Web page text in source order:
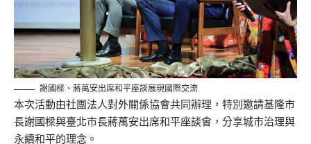
謝國樑、蔣萬安出席和平座談展現國際交流
本次活動由社團法人對外關係協會共同辦理，特別邀請基隆市
長謝國樑與臺北市長蔣萬安出席和平座談會，分享城市治理與
永續和平的理念。